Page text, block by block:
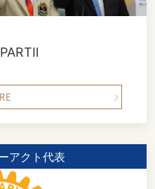
アクト代表